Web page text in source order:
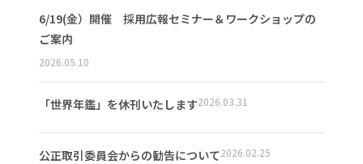
6/19(金）開催 採用広報セミナー＆ワークショップの
ご案内
2026.05.10
「世界年鑑」を休刊いたします2026.03.31
公正取引委員会からの勧告について2026.02.25